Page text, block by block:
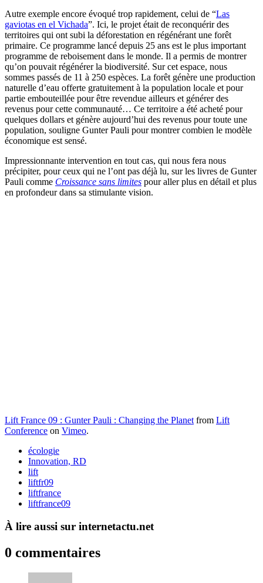
Autre exemple encore évoqué trop rapidement, celui de “Las
gaviotas en el Vichada”. Ici, le projet était de reconquérir des
territoires qui ont subi la déforestation en régénérant une forêt
primaire. Ce programme lancé depuis 25 ans est le plus important
programme de reboisement dans le monde. Il a permis de montrer
qu’on pouvait régénérer la biodiversité. Sur cet espace, nous
sommes passés de 11 à 250 espèces. La forêt génère une production
naturelle d’eau offerte gratuitement à la population locale et pour
partie embouteillée pour être revendue ailleurs et générer des
revenus pour cette communauté… Ce territoire a été acheté pour
quelques dollars et génère aujourd’hui des revenus pour toute une
population, souligne Gunter Pauli pour montrer combien le modèle
économique est sensé.
Impressionnante intervention en tout cas, qui nous fera nous
précipiter, pour ceux qui ne l’ont pas déjà lu, sur les livres de Gunter
Pauli comme Croissance sans limites pour aller plus en détail et plus
en profondeur dans sa stimulante vision.
Lift France 09 : Gunter Pauli : Changing the Planet from Lift
Conference on Vimeo.
écologie
Innovation, RD
lift
liftfr09
liftfrance
liftfrance09
À lire aussi sur internetactu.net
0 commentaires